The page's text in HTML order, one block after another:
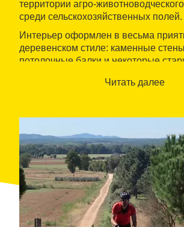
территории агро-
среди сельскохозяйственных полей.
Интерьер оформлен в весьма
деревенском стиле: каменные
потолочные балки и некоторые
хорошо уживается с новыми
кормить животных и свободно
Читать далее